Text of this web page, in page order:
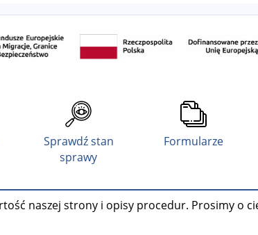
Sprawdź stan
sprawy
Formularze
naszej strony i opisy procedur. Prosimy o